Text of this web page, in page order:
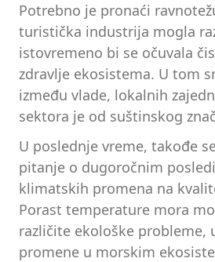
Potrebno je pronaći
turistička industrija mogla
istovremeno bi se očuvala
zdravlje ekosistema. U tom
između vlade, lokalnih
sektora je od suštinskog
U poslednje vreme, takođe
pitanje o dugoročnim
klimatskih promena na
Porast temperature mora
različite ekološke probleme,
promene u morskim